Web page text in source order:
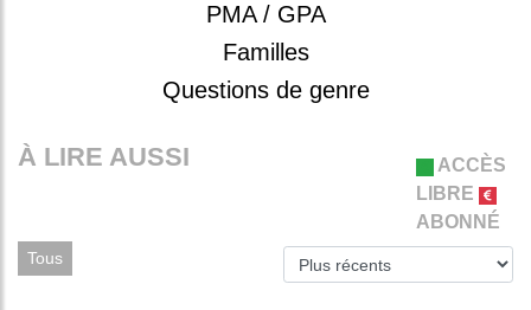
PMA / GPA
Familles
Questions de genre
À LIRE AUSSI
ACCÈS
LIBRE
ABONNÉ
Tous